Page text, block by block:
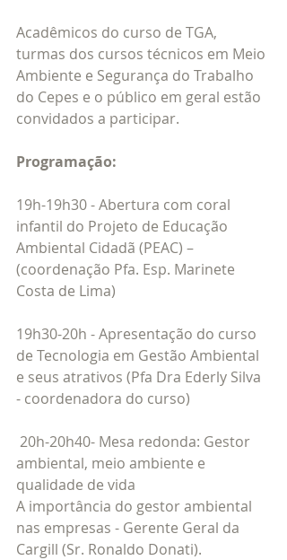
Acadêmicos do curso de TGA,
turmas dos cursos técnicos em Meio
Ambiente e Segurança do Trabalho
do Cepes e o público em geral estão
convidados a participar.
Programação:
19h-19h30 - Abertura com coral
infantil do Projeto de Educação
Ambiental Cidadã (PEAC) –
(coordenação Pfa. Esp. Marinete
Costa de Lima)
19h30-20h - Apresentação do curso
de Tecnologia em Gestão Ambiental
e seus atrativos (Pfa Dra Ederly Silva
- coordenadora do curso)
ambiental, meio ambiente e
qualidade de vida
A importância do gestor ambiental
nas empresas - Gerente Geral da
Cargill (Sr. Ronaldo Donati).